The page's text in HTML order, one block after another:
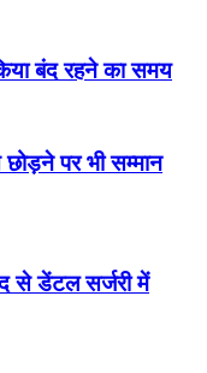
बंद रहने का समय
छोड़ने पर भी सम्मान
से डेंटल सर्जरी में